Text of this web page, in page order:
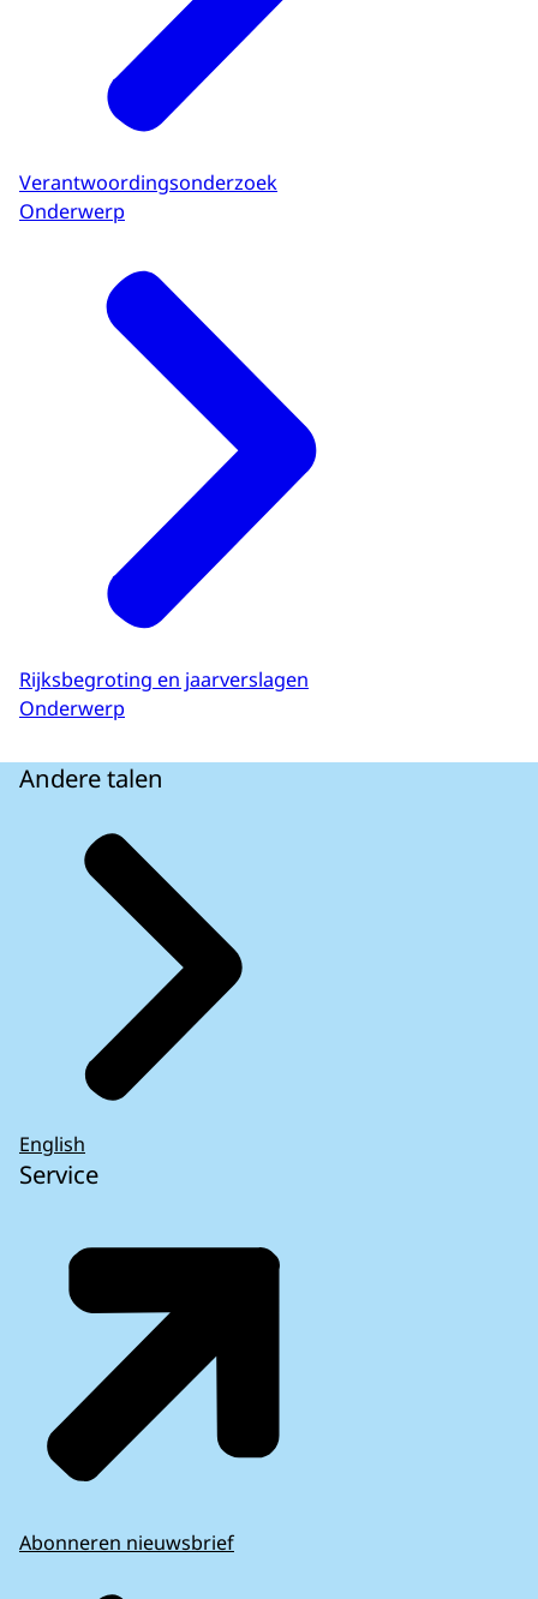
Verantwoordingsonderzoek
Onderwerp
Rijksbegroting en jaarverslagen
Onderwerp
Andere talen
English
Service
Abonneren nieuwsbrief